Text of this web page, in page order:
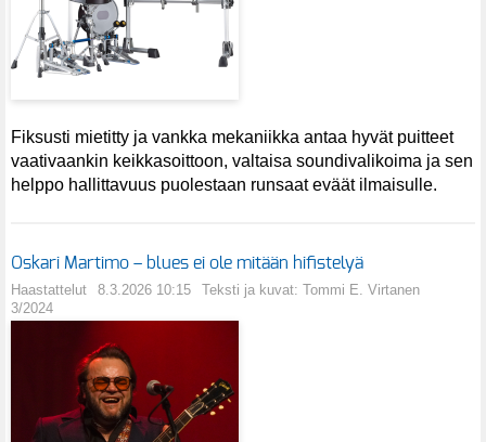
Fiksusti mietitty ja vankka mekaniikka antaa hyvät puitteet
vaativaankin keikkasoittoon, valtaisa soundivalikoima ja sen
helppo hallittavuus puolestaan runsaat eväät ilmaisulle.
Oskari Martimo – blues ei ole mitään hifistelyä
Haastattelut 8.3.2026 10:15
Teksti ja kuvat: Tommi E. Virtanen
3/2024